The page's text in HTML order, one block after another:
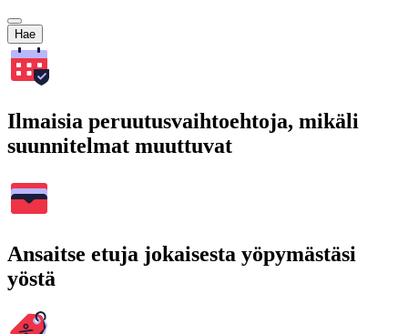
Hae
Ilmaisia peruutusvaihtoehtoja, mikäli
suunnitelmat muuttuvat
Ansaitse etuja jokaisesta yöpymästäsi
yöstä